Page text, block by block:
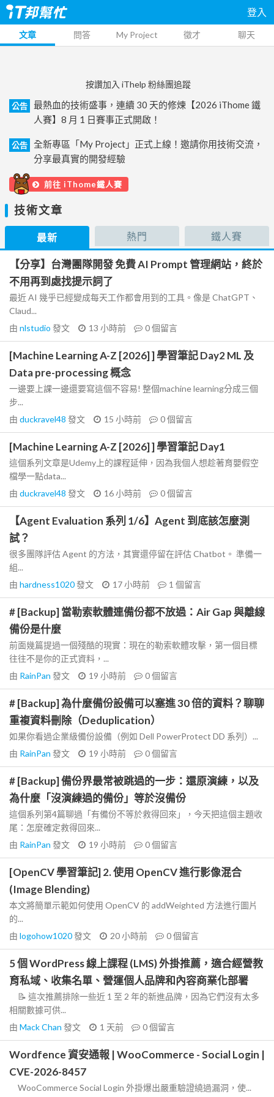
登入
文章 問答 My Project 徵才 聊天
按讚加入 iThelp 粉絲團追蹤
公告
最熱血的技術盛事，連續 30 天的修煉【2026 iThome 鐵
人賽】8 月 1 日賽事正式開啟！
公告
全新專區「My Project」正式上線！邀請你用技術交流，
分享最真實的開發經驗
前往 iThome鐵人賽
技術文章
最新 熱門 鐵人賽
【分享】台灣團隊開發 免費 AI Prompt 管理網站，終於
不用再到處找提示詞了
最近 AI 幾乎已經變成每天工作都會用到的工具。像是 ChatGPT、
Claud...
由 nlstudio 發文 13 小時前 0個留言
[Machine Learning A-Z [2026] ] 學習筆記 Day2 ML 及
Data pre-processing 概念
一邊要上課一邊還要寫這個不容易! 整個machine learning分成三個
步...
由 duckravel48 發文 15 小時前 0個留言
[Machine Learning A-Z [2026] ] 學習筆記 Day1
這個系列文章是Udemy上的課程延伸，因為我個人想趁著育嬰假空
檔學一點data...
由 duckravel48 發文 16 小時前 0個留言
【Agent Evaluation 系列 1/6】Agent 到底該怎麼測
試？
很多團隊評估 Agent 的方法，其實還停留在評估 Chatbot。 準備一
組...
由 hardness1020發文 17 小時前 1 個留言
# [Backup] 當勒索軟體連備份都不放過：Air Gap 與離線
備份是什麼
前面幾篇提過一個殘酷的現實：現在的勒索軟體攻擊，第一個目標
往往不是你的正式資料，...
由 RainPan 發文 19 小時前 0個留言
# [Backup] 為什麼備份設備可以塞進 30 倍的資料？聊聊
重複資料刪除（Deduplication）
如果你看過企業級備份設備（例如 Dell PowerProtect DD 系列）...
由 RainPan 發文 19 小時前 0個留言
# [Backup] 備份界最常被跳過的一步：還原演練，以及
為什麼「沒演練過的備份」等於沒備份
這個系列第4篇聊過「有備份不等於救得回來」，今天把這個主題收
尾：怎麼確定救得回來...
由 RainPan 發文 19 小時前 0個留言
[OpenCV 學習筆記] 2. 使用 OpenCV 進行影像混合
(Image Blending)
本文將簡單示範如何使用 OpenCV 的 addWeighted 方法進行圖片
的...
由 logohow1020發文 20 小時前 0個留言
5 個 WordPress 線上課程 (LMS) 外掛推薦，適合經營教
育私域、收集名單、營運個人品牌和內容商業化部署
📝 這次推薦排除一些近 1 至 2 年的新進品牌，因為它們沒有太多
相關數據可供...
由 Mack Chan 發文 1 天前 0個留言
Wordfence 資安通報 | WooCommerce - Social Login |
CVE-2026-8457
WooCommerce Social Login 外掛爆出嚴重驗證繞過漏洞，使...